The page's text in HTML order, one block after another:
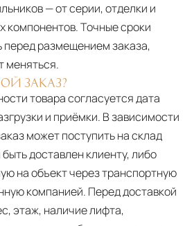
— от серии, отделки и
компонентов. Точные сроки
размещением заказа,
меняться.
ЗАКАЗ?
товара согласуется дата
и приёмки. В зависимости
может поступить на склад
доставлен клиенту, либо
на объект через транспортную
компанией. Перед доставкой
этаж, наличие лифта,